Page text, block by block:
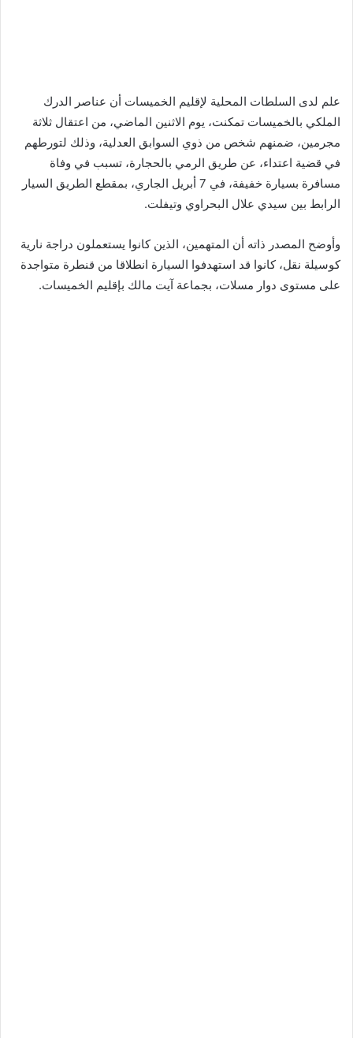
علم لدى السلطات المحلية لإقليم الخميسات أن عناصر الدرك
الملكي بالخميسات تمكنت، يوم الاثنين الماضي، من اعتقال ثلاثة
مجرمين، ضمنهم شخص من ذوي السوابق العدلية، وذلك لتورطهم
في قضية اعتداء، عن طريق الرمي بالحجارة، تسبب في وفاة
مسافرة بسيارة خفيفة، في 7 أبريل الجاري، بمقطع الطريق السيار
الرابط بين سيدي علال البحراوي وتيفلت.
وأوضح المصدر ذاته أن المتهمين، الذين كانوا يستعملون دراجة نارية
كوسيلة نقل، كانوا قد استهدفوا السيارة انطلاقا من قنطرة متواجدة
على مستوى دوار مسلات، بجماعة آيت مالك بإقليم الخميسات.